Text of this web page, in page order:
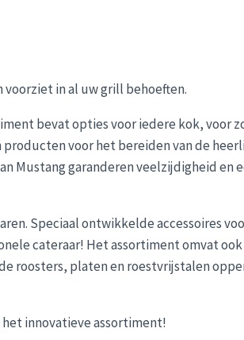
in al uw grill behoeften.
bevat opties voor iedere kok, voor
voor het bereiden van de
Mustang garanderen veelzijdigheid en
Speciaal ontwikkelde accessoires
cateraar! Het assortiment omvat
roosters, platen en roestvrijstalen
innovatieve assortiment!